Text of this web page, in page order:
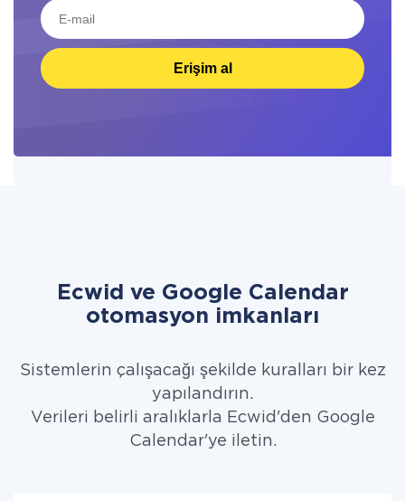
Erişim al
Ecwid ve Google Calendar
otomasyon imkanları
Sistemlerin çalışacağı şekilde kuralları bir kez
yapılandırın.
Verileri belirli aralıklarla Ecwid'den Google
Calendar'ye iletin.